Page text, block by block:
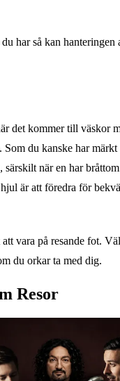
har så kan
det kommer till väskor
Som du kanske har
särskilt när en har
är att föredra för
vara på resande fot.
du orkar ta med dig.
Resor